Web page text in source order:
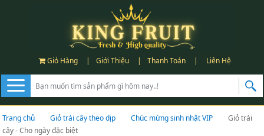
Giỏ Hàng | Giới Thiệu | Thanh Toán | Liên Hệ
Trang chủ Giỏ trái cây theo dịp Chúc mừng sinh nhật VIP
Giỏ trái
cây - Cho ngày đặc biệt